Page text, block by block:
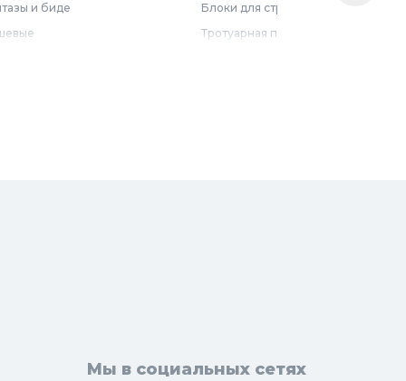
и биде
Блоки для строительства
Тротуарная плитка
Мы в социальных сетях